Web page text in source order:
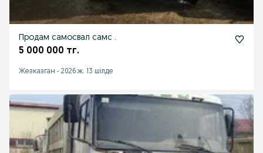
Продам самосвал самс .
5 000 000 тг.
Жезказган - 2026 ж. 13 шілде